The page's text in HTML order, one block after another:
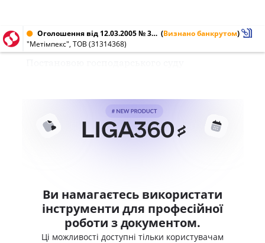
Оголошення від 12.03.2005 № 31314368 (Визнано банкрутом)
"Метімпекс", ТОВ (31314368)
Ви намагаєтесь використати
інструменти для професійної
роботи з документом.
Ці можливості доступні тільки користувачам